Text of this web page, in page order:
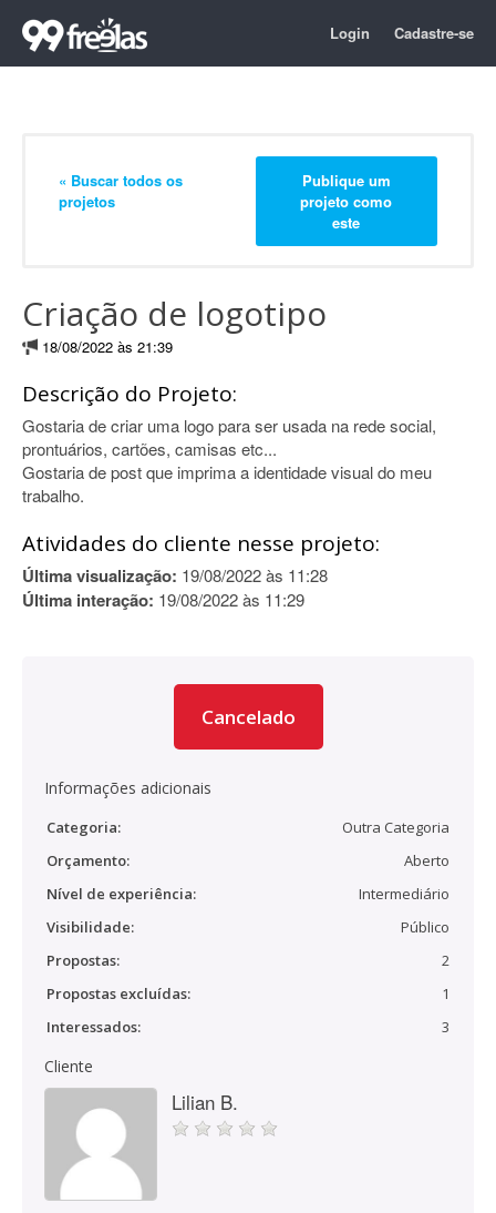
Login Cadastre-se
« Buscar todos os
projetos
Publique um
projeto como
este
Criação de logotipo
18/08/2022 às 21:39
Descrição do Projeto:
Gostaria de criar uma logo para ser usada na rede social,
prontuários, cartões, camisas etc...
Gostaria de post que imprima a identidade visual do meu
trabalho.
Atividades do cliente nesse projeto:
Última visualização: 19/08/2022 às 11:28
Última interação: 19/08/2022 às 11:29
Cancelado
Informações adicionais
Categoria:
Outra Categoria
Orçamento:
Aberto
Nível de experiência:
Intermediário
Visibilidade:
Público
Propostas:
2
Propostas excluídas:
1
Interessados:
3
Cliente
Lilian B.